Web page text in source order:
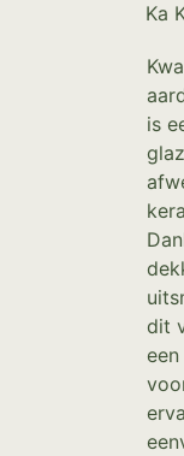
Ka
is
dit